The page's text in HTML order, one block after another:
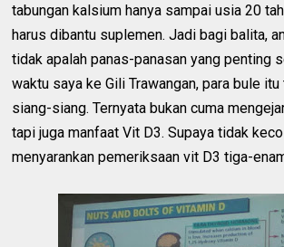
tabungan kalsium hanya sampai usia 20
harus dibantu suplemen. Jadi bagi balita,
tidak apalah panas-panasan yang penting
waktu saya ke Gili Trawangan, para bule
siang-siang. Ternyata bukan cuma
tapi juga manfaat Vit D3. Supaya tidak
menyarankan pemeriksaan vit D3 tiga-